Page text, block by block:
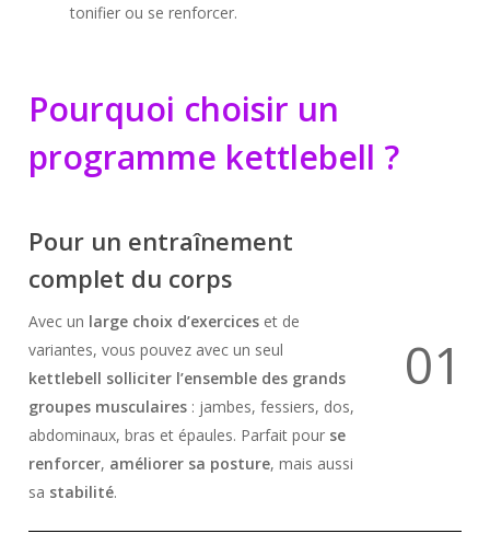
tonifier ou se renforcer.
Pourquoi choisir un
programme kettlebell ?
Pour un entraînement
complet du corps
Avec un large choix d’exercices et de
variantes, vous pouvez avec un seul
kettlebell solliciter l’ensemble des grands
groupes musculaires : jambes, fessiers, dos,
abdominaux, bras et épaules. Parfait pour se
renforcer, améliorer sa posture, mais aussi
sa stabilité.
01